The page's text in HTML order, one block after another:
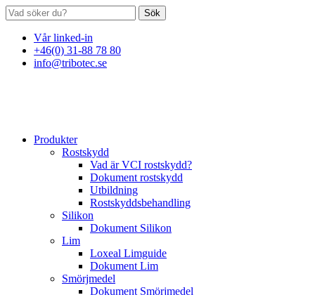
Sök
Vår linked-in
+46(0) 31-88 78 80
info@tribotec.se
Produkter
Rostskydd
Vad är VCI rostskydd?
Dokument rostskydd
Utbildning
Rostskyddsbehandling
Silikon
Dokument Silikon
Lim
Loxeal Limguide
Dokument Lim
Smörjmedel
Dokument Smörjmedel